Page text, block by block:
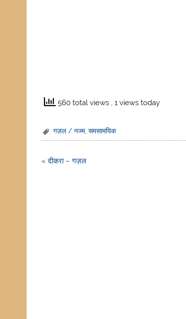
560 total views , 1 views today
गज़ल / नज्म,समसामयिक
Post
« दीकरा – गज़ल